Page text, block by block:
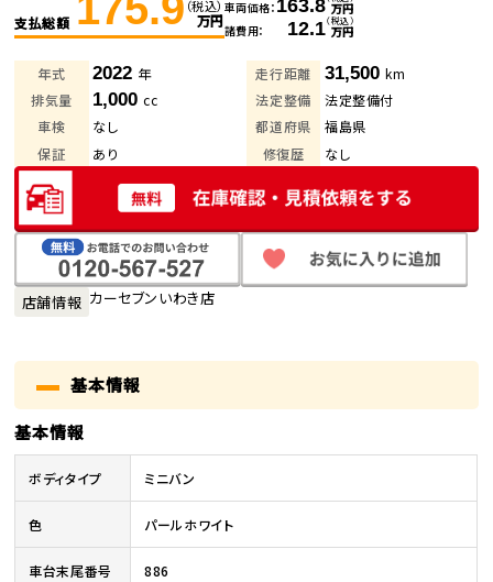
支払総額
（税込）
万円
車両価格 163.8 万円
諸費用
12.1（税込）
万円
年式 2022 年 走行距離 31,500 km
排気量
1,000cc 法定整備
法定整備付
車検
なし 都道府県
福島県
保証
あり 修復歴 なし
店舗情報 カーセブンいわき店
基本情報
基本情報
ボディタイプ ミニバン
色 パールホワイト
車台末尾番号 886